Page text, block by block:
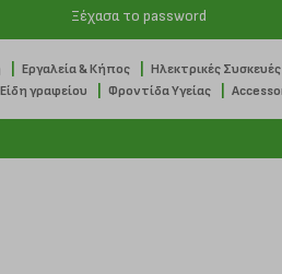
Ξέχασα το password
Εργαλεία & Κήπος Ηλεκτρικές Συσκευές
γραφείου Φροντίδα Υγείας